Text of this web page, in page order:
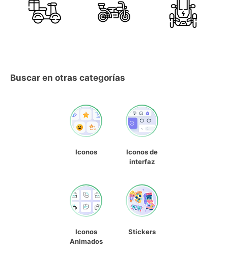
Buscar en otras categorías
Iconos
Iconos de
interfaz
Iconos
Animados
Stickers